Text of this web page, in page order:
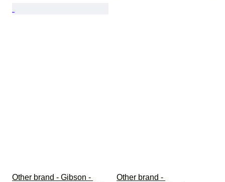
Other brand - Gibson -
Other brand -